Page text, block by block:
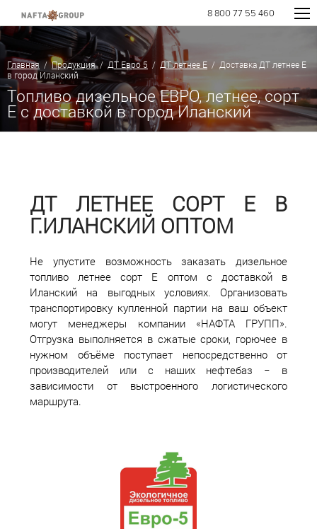
8 800 77 55 460
Главная /Продукция/ ДТ Евро 5 / ДТ летнее Е / Доставка ДТ летнее Е
в город Иланский
Топливо дизельное ЕВРО, летнее, сорт
E с доставкой в город Иланский
ДТ ЛЕТНЕЕ СОРТ Е В
Г.ИЛАНСКИЙ ОПТОМ
Не упустите возможность заказать дизельное
топливо летнее сорт Е оптом с доставкой в
Иланский на выгодных условиях. Организовать
транспортировку купленной партии на ваш объект
могут менеджеры компании «НАФТА ГРУПП».
Отгрузка выполняется в сжатые сроки, горючее в
нужном объёме поступает непосредственно от
производителей или с наших нефтебаз − в
зависимости от выстроенного логистического
маршрута.